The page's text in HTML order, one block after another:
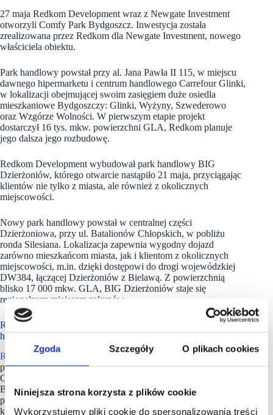
Zgoda Szczegóły O plikach cookies
Niniejsza strona korzysta z plików cookie
Wykorzystujemy pliki cookie do spersonalizowania treści
27 maja Redkom Development wraz z Newgate Investment
otworzyli Comfy Park Bydgoszcz. Inwestycja została
zrealizowana przez Redkom dla Newgate Investment, nowego
właściciela obiektu.
Park handlowy powstał przy al. Jana Pawła II 115, w miejscu
dawnego hipermarketu i centrum handlowego Carrefour Glinki,
w lokalizacji obejmującej swoim zasięgiem duże osiedla
mieszkaniowe Bydgoszczy: Glinki, Wyżyny, Szwederowo
oraz Wzgórze Wolności. W pierwszym etapie projekt
dostarczył 16 tys. mkw. powierzchni GLA, Redkom planuje
jego dalsza jego rozbudowę.
Redkom Development wybudował park handlowy BIG
Dzierżoniów, którego otwarcie nastąpiło 21 maja, przyciągając
klientów nie tylko z miasta, ale również z okolicznych
miejscowości.
Nowy park handlowy powstał w centralnej części
Dzierżoniowa, przy ul. Batalionów Chłopskich, w pobliżu
ronda Silesiana. Lokalizacja zapewnia wygodny dojazd
zarówno mieszkańcom miasta, jak i klientom z okolicznych
miejscowości, m.in. dzięki dostępowi do drogi wojewódzkiej
DW384, łączącej Dzierżoniów z Bielawą. Z powierzchnią
blisko 17 000 mkw. GLA, BIG Dzierżoniów staje się
regionalnym miejscem zakupów.
Redkom Development to specjalista od dużych parków
handlowych
Redkom Development
dostarczył ok.100 tys. mkw.
powierzchni parków handlowych, w tym (BIG Łubna,
Ozimska Park, Comfy Park Bielik, Przystanek Karkonosze,
BIG Dzierżoniów oraz Comfy Park Bydgoszcz). W portfolio
projektów realizowanych przez spółkę znajdują się obecnie
kolejne inwestycje będące na zaawansowanym etapie budowy: